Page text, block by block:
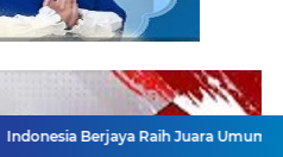
Raih Juara Umum Indonesia